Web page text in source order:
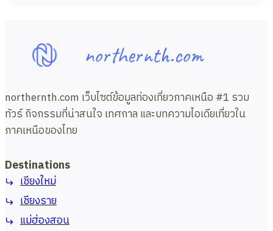
northernth.com
northernth.com เว็บไซต์ข้อมูลท่องเที่ยวภาคเหนือ #1 รวม
ทัวร์ กิจกรรมที่น่าสนใจ เทศกาล และบทความไอเดียเที่ยวใน
ภาคเหนือของไทย
Destinations
เชียงใหม่
เชียงราย
แม่ฮ่องสอน